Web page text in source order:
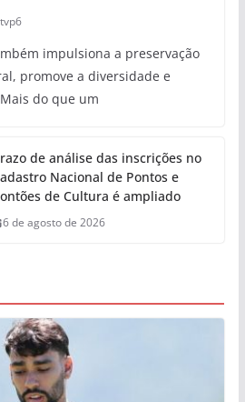
tvp6
impulsiona a preservação
promove a diversidade e
do que um
de análise das inscrições no
Nacional de Pontos e
de Cultura é ampliado
6 de agosto de 2026